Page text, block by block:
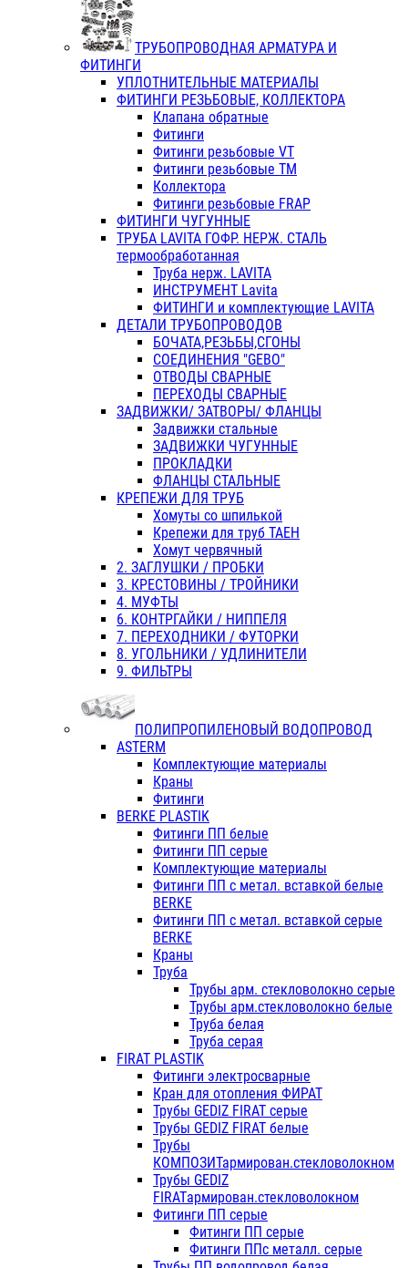
ТРУБОПРОВОДНАЯ АРМАТУРА И
ФИТИНГИ
УПЛОТНИТЕЛЬНЫЕ МАТЕРИАЛЫ
ФИТИНГИ РЕЗЬБОВЫЕ, КОЛЛЕКТОРА
Клапана обратные
Фитинги
Фитинги резьбовые VT
Фитинги резьбовые ТМ
Коллектора
Фитинги резьбовые FRAP
ФИТИНГИ ЧУГУННЫЕ
ТРУБА LAVITA ГОФР. НЕРЖ. СТАЛЬ
термообработанная
Труба нерж. LAVITA
ИНСТРУМЕНТ Lavita
ФИТИНГИ и комплектующие LAVITA
ДЕТАЛИ ТРУБОПРОВОДОВ
БОЧАТА,РЕЗЬБЫ,СГОНЫ
СОЕДИНЕНИЯ "GEBO"
ОТВОДЫ СВАРНЫЕ
ПЕРЕХОДЫ СВАРНЫЕ
ЗАДВИЖКИ/ ЗАТВОРЫ/ ФЛАНЦЫ
Задвижки стальные
ЗАДВИЖКИ ЧУГУННЫЕ
ПРОКЛАДКИ
ФЛАНЦЫ СТАЛЬНЫЕ
КРЕПЕЖИ ДЛЯ ТРУБ
Хомуты со шпилькой
Крепежи для труб ТАЕН
Хомут червячный
2. ЗАГЛУШКИ / ПРОБКИ
3. КРЕСТОВИНЫ / ТРОЙНИКИ
4. МУФТЫ
6. КОНТРГАЙКИ / НИППЕЛЯ
7. ПЕРЕХОДНИКИ / ФУТОРКИ
8. УГОЛЬНИКИ / УДЛИНИТЕЛИ
9. ФИЛЬТРЫ
ПОЛИПРОПИЛЕНОВЫЙ ВОДОПРОВОД
ASTERM
Комплектующие материалы
Краны
Фитинги
BERKE PLASTIK
Фитинги ПП белые
Фитинги ПП серые
Комплектующие материалы
Фитинги ПП с метал. вставкой белые
BERKE
Фитинги ПП с метал. вставкой серые
BERKE
Краны
Труба
Трубы арм. стекловолокно серые
Трубы арм.стекловолокно белые
Труба белая
Труба серая
FIRAT PLASTIK
Фитинги электросварные
Кран для отопления ФИРАТ
Трубы GEDIZ FIRAT серые
Трубы GEDIZ FIRAT белые
Трубы
КОМПОЗИТармирован.стекловолокном
Трубы GEDIZ
FIRATармирован.стекловолокном
Фитинги ПП серые
Фитинги ПП серые
Фитинги ППс металл. серые